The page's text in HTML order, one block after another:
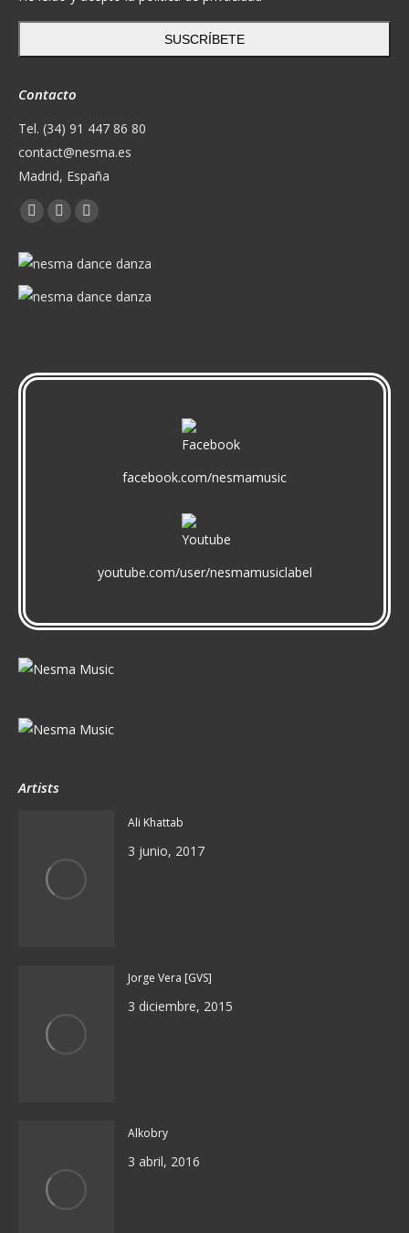
SUSCRÍBETE
Contacto
Tel. (34) 91 447 86 80
contact@nesma.es
Madrid, España
Encuéntranos en:
Facebook
opens
in
X
opens
in
YouTube
opens
in
facebook.com/nesmamusic
youtube.com/user/nesmamusiclabel
Artists
Ali Khattab
3 junio, 2017
Jorge Vera [GVS]
3 diciembre, 2015
Alkobry
3 abril, 2016